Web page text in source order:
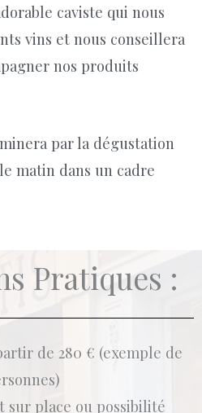
caviste qui nous
vins et nous conseillera
nos produits
par la dégustation
matin dans un cadre
Pratiques :
de 280 € (exemple de
sur place ou possibilité